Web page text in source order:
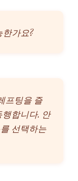
한가요?
프팅을 즐
합니다. 안
선택하는